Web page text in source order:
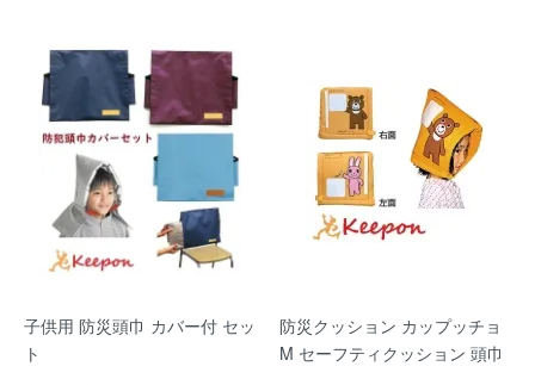
子供用 防災頭巾 カバー付 セッ
ト
防災クッション カップッチョ
M セーフティクッション 頭巾